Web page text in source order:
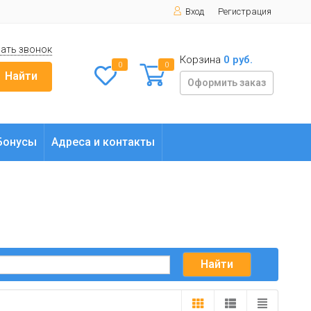
Вход Регистрация
звонок
Найти
0 0 Корзина 0 руб.
Оформить заказ
Адреса и контакты